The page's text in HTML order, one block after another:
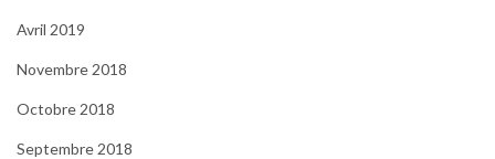
Avril 2019
Novembre 2018
Octobre 2018
Septembre 2018